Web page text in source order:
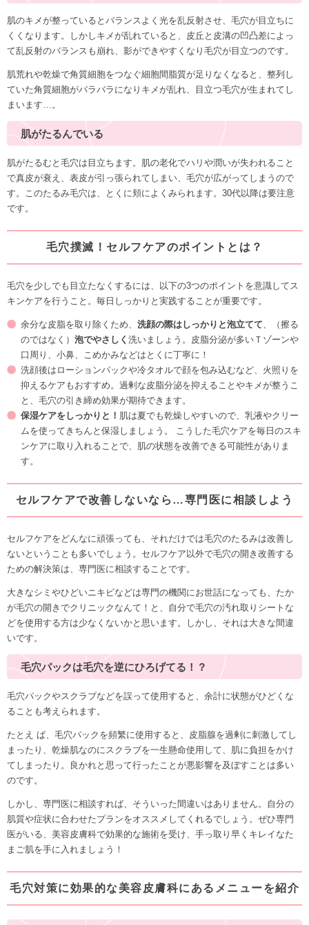
肌のキメが整っているとバランスよく光を乱反射させ、毛穴が目立ちに
くくなります。しかしキメが乱れていると、皮丘と皮溝の凹凸差によっ
て乱反射のバランスも崩れ、影ができやすくなり毛穴が目立つのです。
肌荒れや乾燥で角質細胞をつなぐ細胞間脂質が足りなくなると、整列し
ていた角質細胞がバラバラになりキメが乱れ、目立つ毛穴が生まれてし
まいます…。
肌がたるんでいる
肌がたるむと毛穴は目立ちます。肌の老化でハリや潤いが失われること
で真皮が衰え、表皮が引っ張られてしまい、毛穴が広がってしまうので
す。このたるみ毛穴は、とくに頬によくみられます。30代以降は要注意
です。
毛穴撲滅！セルフケアのポイントとは？
毛穴を少しでも目立たなくするには、以下の3つのポイントを意識してス
キンケアを行うこと。毎日しっかりと実践することが重要です。
余分な皮脂を取り除くため、 洗顔の際はしっかりと泡立てて 、（擦る
のではなく） 泡でやさしく 洗いましょう。皮脂分泌が多いＴゾーンや
口周り、小鼻、こめかみなどはとくに丁寧に！
洗顔後はローションパックや冷タオルで顔を包み込むなど、火照りを
抑えるケアもおすすめ。過剰な皮脂分泌を抑えることやキメが整うこ
と、毛穴の引き締め効果が期待できます。
保湿ケアをしっかりと！ 肌は夏でも乾燥しやすいので、乳液やクリー
ムを使ってきちんと保湿しましょう。 こうした毛穴ケアを毎日のスキ
ンケアに取り入れることで、肌の状態を改善できる可能性がありま
す。
セルフケアで改善しないなら…専門医に相談しよう
セルフケアをどんなに頑張っても、それだけでは毛穴のたるみは改善し
ないということも多いでしょう。セルフケア以外で毛穴の開き改善する
ための解決策は、 専門医に相談することです。
大きなシミやひどいニキビなどは専門の機関にお世話になっても、たか
が毛穴の開きでクリニックなんて！と、自分で毛穴の汚れ取りシートな
どを使用する方は少なくないかと思います。しかし、それは大きな間違
いです。
毛穴パックは毛穴を逆にひろげてる！？
毛穴パックやスクラブなどを誤って使用すると、余計に状態がひどくな
る ことも考えられます。
たとえ ば、毛穴パックを頻繁に使用すると、皮脂腺を過剰に刺激 してし
まったり、乾燥肌なのにスクラブを一生懸命使用して、肌に負担をかけ
てしまったり。良かれと思って行ったことが悪影響を及ぼすことは多い
のです。
しかし、専門医に相談すれば、そういった間違いはありません。自分の
肌質や症状に合わせたプランをオススメしてくれるでしょう。ぜひ専門
医がいる、美容皮膚科で効果的な施術を受け、手っ取り早くキレイなた
まご肌を手に入れましょう！
毛穴対策に効果的な美容皮膚科にあるメニューを紹介